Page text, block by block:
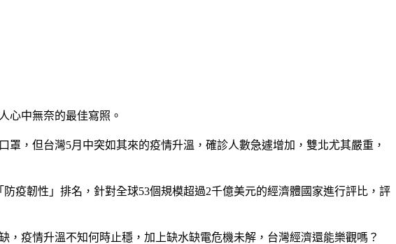
心中無奈的最佳寫照。
罩，但台灣5月中突如其來的疫情升溫，確診人數急遽增加，雙北尤其嚴重，
疫韌性」排名，針對全球53個規模超過2千億美元的經濟體國家進行評比，評
疫情升溫不知何時止穩，加上缺水缺電危機未解，台灣經濟還能樂觀嗎？